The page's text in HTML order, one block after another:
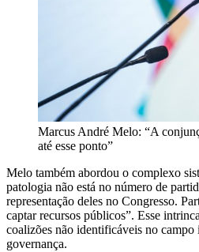
Marcus André Melo: “A
até esse ponto”
Melo também abordou o complexo
patologia não está no número de
representação deles no Congresso.
captar recursos públicos”. Esse
coalizões não identificáveis no
governança.